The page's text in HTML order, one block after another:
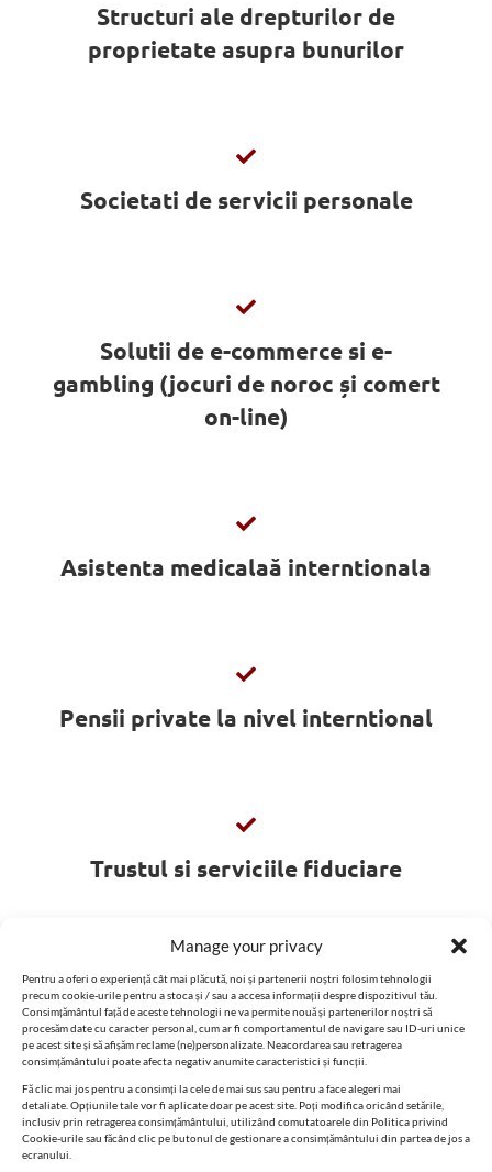
Manage your privacy
Pentru a oferi o experiență cât mai plăcută, noi și partenerii noștri folosim tehnologii
precum cookie-urile pentru a stoca și / sau a accesa informații despre dispozitivul tău.
Consimțământul față de aceste tehnologii ne va permite nouă și partenerilor noștri să
procesăm date cu caracter personal, cum ar fi comportamentul de navigare sau ID-uri unice
pe acest site și să afișăm reclame (ne)personalizate. Neacordarea sau retragerea
consimțământului poate afecta negativ anumite caracteristici și funcții.
Fă clic mai jos pentru a consimți la cele de mai sus sau pentru a face alegeri mai
detaliate. Opțiunile tale vor fi aplicate doar pe acest site. Poți modifica oricând setările,
inclusiv prin retragerea consimțământului, utilizând comutatoarele din Politica privind
Cookie-urile sau făcând clic pe butonul de gestionare a consimțământului din partea de jos a
ecranului.
Structuri ale drepturilor de
proprietate asupra bunurilor
Societati de servicii personale
Solutii de e-commerce si e-
gambling (jocuri de noroc și comert
on-line)
Asistenta medicalaă interntionala
Pensii private la nivel interntional
Trustul si serviciile fiduciare
Fundtii